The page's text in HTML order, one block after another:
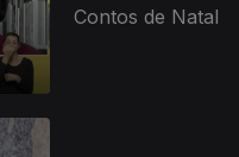
Contos de Natal